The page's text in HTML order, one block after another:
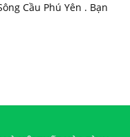
Cầu Phú Yên . Bạn